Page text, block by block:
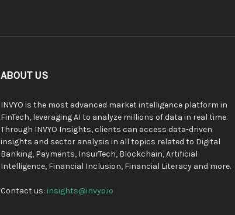
ABOUT US
INVYO is the most advanced market intelligence platform in
FinTech, leveraging AI to analyze millions of data in real time.
Through INVYO Insights, clients can access data-driven
insights and sector analysis in all topics related to Digital
Banking, Payments, InsurTech, Blockchain, Artificial
Intelligence, Financial Inclusion, Financial Literacy and more.
Contact us: insights@invyo.io